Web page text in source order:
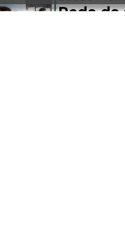
Rede de